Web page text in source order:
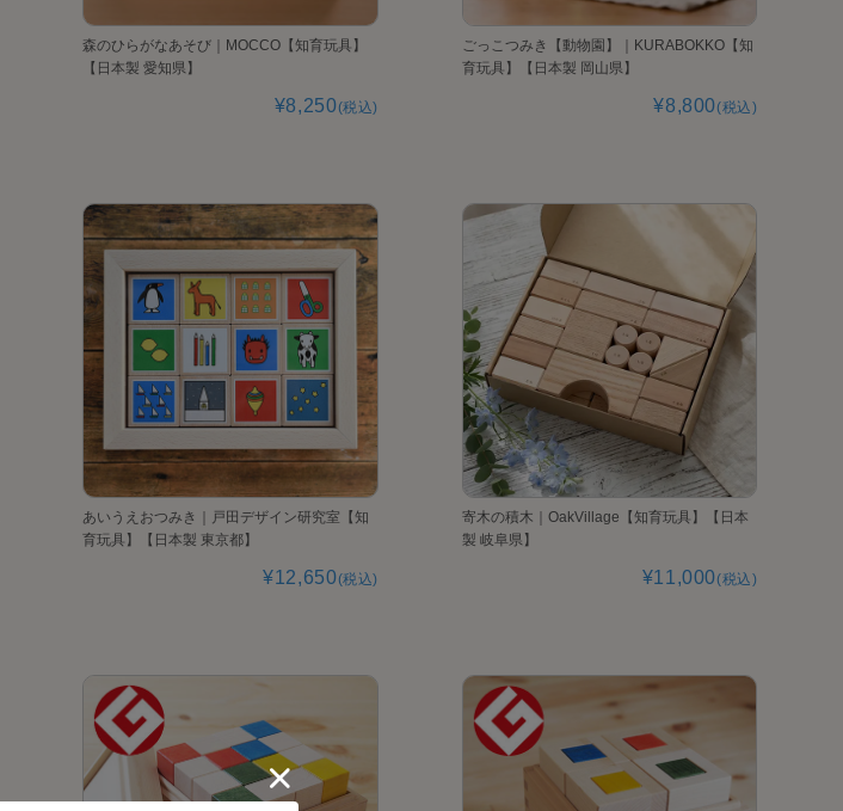
森のひらがなあそび｜MOCCO【知育玩具】
【日本製 愛知県】
¥8,250(税込)
ごっこつみき【動物園】｜KURABOKKO【知
育玩具】【日本製 岡山県】
¥8,800(税込)
あいうえおつみき｜戸田デザイン研究室【知
育玩具】【日本製 東京都】
¥12,650(税込)
寄木の積木｜OakVillage【知育玩具】【日本
製 岐阜県】
¥11,000(税込)